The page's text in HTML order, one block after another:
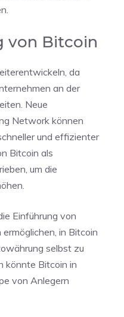
von Bitcoin
da
an der
Neue
Network können
und effizienter
Bitcoin als
um die
Einführung von
in Bitcoin
selbst zu
könnte Bitcoin in
von Anlegern